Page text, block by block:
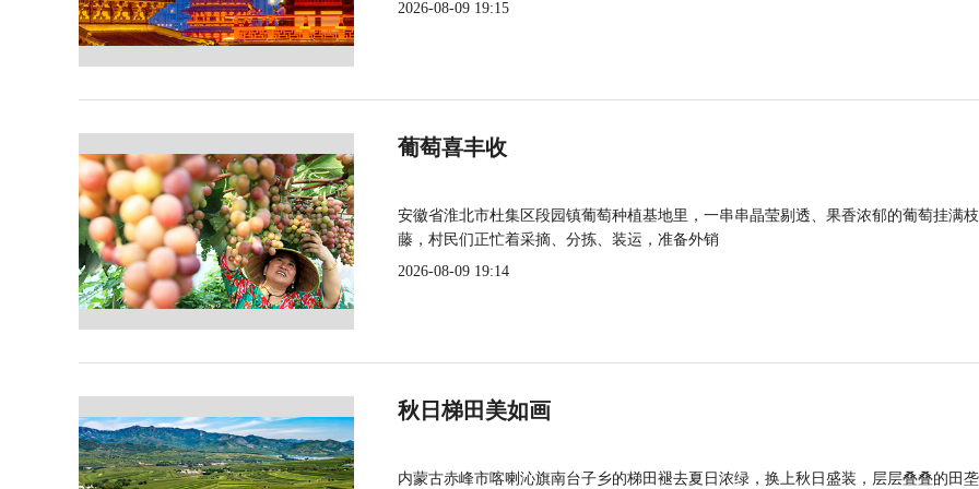
2026-08-09 19:15
葡萄喜丰收
安徽省淮北市杜集区段园镇葡萄种植基地里，一串串晶莹剔透、果香浓郁的葡萄挂满枝
藤，村民们正忙着采摘、分拣、装运，准备外销
2026-08-09 19:14
秋日梯田美如画
内蒙古赤峰市喀喇沁旗南台子乡的梯田褪去夏日浓绿，换上秋日盛装，层层叠叠的田